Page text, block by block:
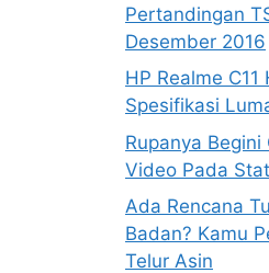
Pertandingan
Desember 2016
HP Realme
Spesifikasi
Rupanya
Video Pada
Ada Rencana
Badan? Kamu
Telur Asin